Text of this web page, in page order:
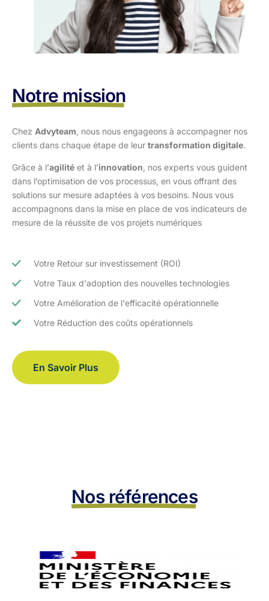
Notre mission
Chez Advyteam , nous nous engageons à accompagner nos
clients dans chaque étape de leur transformation digitale.
Grâce à l’agilité et à l’innovation , nos experts vous guident
dans l’optimisation de vos processus, en vous offrant des
solutions sur mesure adaptées à vos besoins. Nous vous
accompagnons dans la mise en place de vos indicateurs de
mesure de la réussite de vos projets numériques
Votre Retour sur investissement (ROI)
Votre Taux d'adoption des nouvelles technologies
Votre Amélioration de l'efficacité opérationnelle
Votre Réduction des coûts opérationnels
En Savoir Plus
Nos références